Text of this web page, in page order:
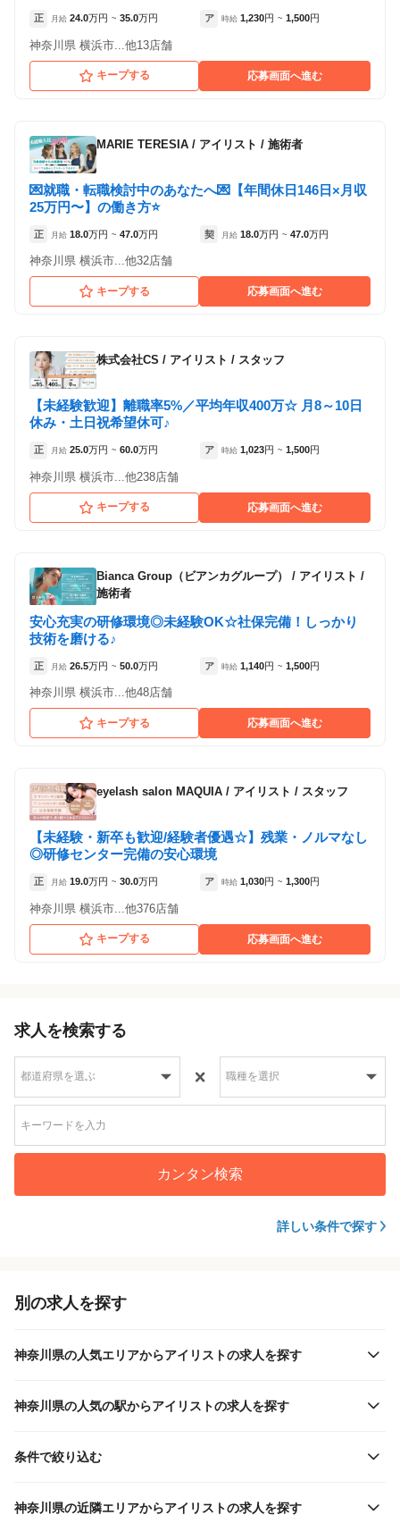
正 月給 24.0万円 ~ 35.0万円 ア 時給 1,230円 ~ 1,500円
神奈川県 横浜市...他13店舗
キープする 応募画面へ進む
MARIE TERESIA / アイリスト / 施術者
💌就職・転職検討中のあなたへ💌【年間休日146日×月収
25万円〜】の働き方⭐
正 月給 18.0万円 ~ 47.0万円 契 月給 18.0万円 ~ 47.0万円
神奈川県 横浜市...他32店舗
キープする 応募画面へ進む
株式会社CS / アイリスト / スタッフ
【未経験歓迎】離職率5%／平均年収400万☆ 月8～10日
休み・土日祝希望休可♪
正 月給 25.0万円 ~ 60.0万円 ア 時給 1,023円 ~ 1,500円
神奈川県 横浜市...他238店舗
キープする 応募画面へ進む
Bianca Group（ビアンカグループ） / アイリスト /
施術者
安心充実の研修環境◎未経験OK☆社保完備！しっかり
技術を磨ける♪
正 月給 26.5万円 ~ 50.0万円 ア 時給 1,140円 ~ 1,500円
神奈川県 横浜市...他48店舗
キープする 応募画面へ進む
eyelash salon MAQUIA / アイリスト / スタッフ
【未経験・新卒も歓迎/経験者優遇☆】残業・ノルマなし
◎研修センター完備の安心環境
正 月給 19.0万円 ~ 30.0万円 ア 時給 1,030円 ~ 1,300円
神奈川県 横浜市...他376店舗
キープする 応募画面へ進む
求人を検索する
カンタン検索
詳しい条件で探す
別の求人を探す
神奈川県の人気エリアからアイリストの求人を探す
神奈川県の人気の駅からアイリストの求人を探す
条件で絞り込む
神奈川県の近隣エリアからアイリストの求人を探す